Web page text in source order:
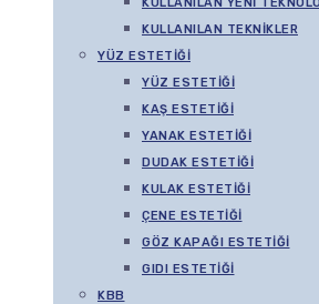
KULLANILAN TEKNIKLER
YÜZ ESTETIĞI
YÜZ ESTETIĞI
KAŞ ESTETIĞI
YANAK ESTETIĞI
DUDAK ESTETIĞI
KULAK ESTETIĞI
ÇENE ESTETIĞI
GÖZ KAPAĞI ESTETIĞI
GIDI ESTETIĞI
KBB